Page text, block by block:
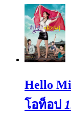
Hello
โอท็อป